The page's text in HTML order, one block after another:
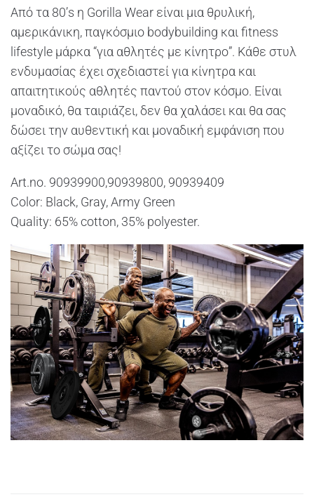
Από τα 80’s η Gorilla Wear είναι μια θρυλική,
αμερικάνικη, παγκόσμιο bodybuilding και fitness
lifestyle μάρκα “για αθλητές με κίνητρο”. Κάθε στυλ
ενδυμασίας έχει σχεδιαστεί για κίνητρα και
απαιτητικούς αθλητές παντού στον κόσμο. Είναι
μοναδικό, θα ταιριάζει, δεν θα χαλάσει και θα σας
δώσει την αυθεντική και μοναδική εμφάνιση που
αξίζει το σώμα σας!
Art.no. 90939900,90939800, 90939409
Color: Black, Gray, Army Green
Quality: 65% cotton, 35% polyester.